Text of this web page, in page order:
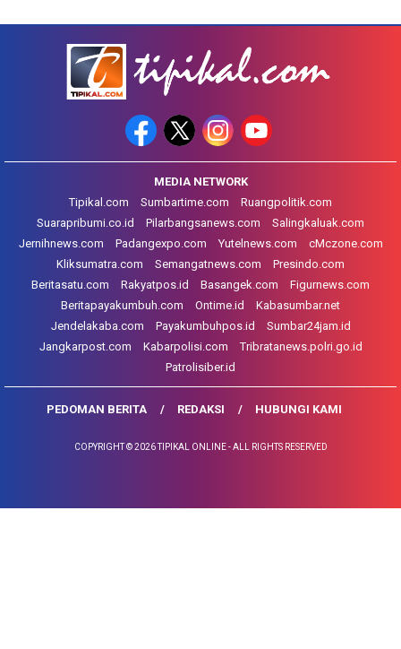
MEDIA NETWORK
Tipikal.com
Sumbartime.com
Ruangpolitik.com
Suarapribumi.co.id
Pilarbangsanews.com
Salingkaluak.com
Jernihnews.com
Padangexpo.com Yutelnews.com
cMczone.com
Kliksumatra.com
Semangatnews.com
Presindo.com
Beritasatu.com
Rakyatpos.id Basangek.com
Figurnews.com
Beritapayakumbuh.com
Ontime.id
Kabasumbar.net
Jendelakaba.com
Payakumbuhpos.id
Sumbar24jam.id
Jangkarpost.com
Kabarpolisi.com
Tribratanews.polri.go.id
Patrolisiber.id
PEDOMAN BERITA REDAKSI HUBUNGI KAMI
COPYRIGHT © 2026 TIPIKAL ONLINE - ALL RIGHTS RESERVED